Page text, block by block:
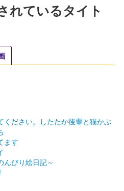
れているタイト
ください。したたか後輩と猫かぶ
ます
んびり絵日記～